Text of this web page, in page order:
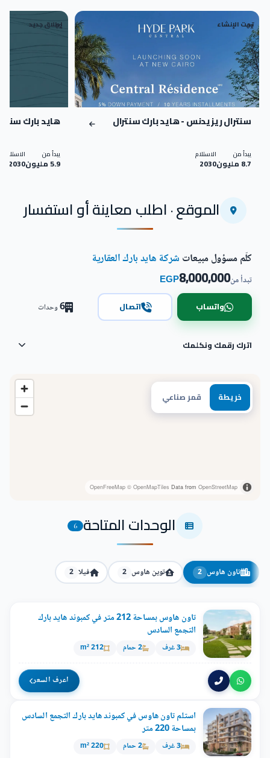
تحت الإنشاء
01
سنترال ريزيدنس - هايد بارك سنترال
يبدأ من
8.7 مليون
الاستلام
2030
إطلاق جديد
02
هايد بارك
يبدأ من
5.9 مليون
الاستلام
2030
الموقع · اطلب معاينة أو استفسار
خريطة قمر صناعي
OpenFreeMap © OpenMapTiles Data from OpenStreetMap
كلّم مسؤول مبيعات شركة هايد بارك العقارية
تبدأ من8,000,000
EGP
واتساب اتصال 6وحدات
اترك رقمك ونكلمك
الوحدات المتاحة 6
تاون هاوس 2 توين هاوس 2 فيلا 2
تاون هاوس بمساحة 212 متر في كمبوند هايد بارك
التجمع السادس
3 غرف 2 حمام 212 m²
اعرف السعر
استلم تاون هاوس في كمبوند هايد بارك التجمع السادس
بمساحة 220 متر
3 غرف 2 حمام 220 m²